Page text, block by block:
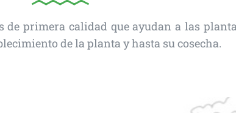
de primera calidad que ayudan a las
de la planta y hasta su cosecha.